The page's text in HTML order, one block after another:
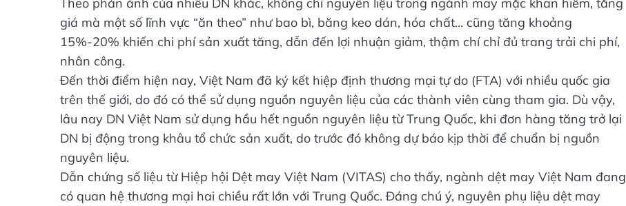
Theo phản ánh của nhiều DN khác, không chỉ nguyên liệu trong ngành may mặc khan hiếm, tăng
giá mà một số lĩnh vực “ăn theo” như bao bì, băng keo dán, hóa chất… cũng tăng khoảng
15%-20% khiến chi phí sản xuất tăng, dẫn đến lợi nhuận giảm, thậm chí chỉ đủ trang trải chi phí,
nhân công.
Đến thời điểm hiện nay, Việt Nam đã ký kết hiệp định thương mại tự do (FTA) với nhiều quốc gia
trên thế giới, do đó có thể sử dụng nguồn nguyên liệu của các thành viên cùng tham gia. Dù vậy,
lâu nay DN Việt Nam sử dụng hầu hết nguồn nguyên liệu từ Trung Quốc, khi đơn hàng tăng trở lại
DN bị động trong khâu tổ chức sản xuất, do trước đó không dự báo kịp thời để chuẩn bị nguồn
nguyên liệu.
Dẫn chứng số liệu từ Hiệp hội Dệt may Việt Nam (VITAS) cho thấy, ngành dệt may Việt Nam đang
có quan hệ thương mại hai chiều rất lớn với Trung Quốc. Đáng chú ý, nguyên phụ liệu dệt may